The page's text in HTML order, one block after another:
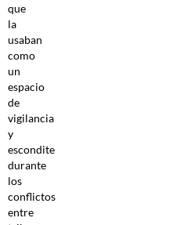
que
la
usaban
como
un
espacio
de
vigilancia
y
escondite
durante
los
conflictos
entre